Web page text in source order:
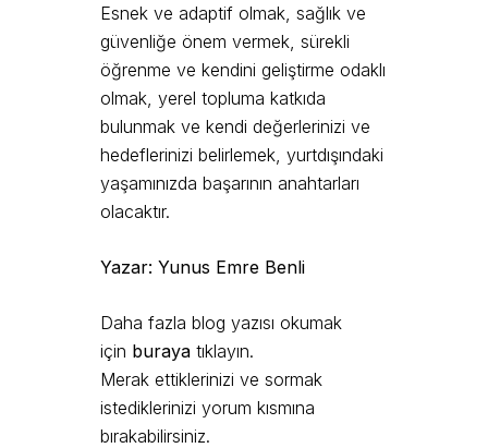
Esnek ve adaptif olmak, sağlık ve
güvenliğe önem vermek, sürekli
öğrenme ve kendini geliştirme odaklı
olmak, yerel topluma katkıda
bulunmak ve kendi değerlerinizi ve
hedeflerinizi belirlemek, yurtdışındaki
yaşamınızda başarının anahtarları
olacaktır.
Yazar: Yunus Emre Benli
Daha fazla blog yazısı okumak
için buraya tıklayın.
Merak ettiklerinizi ve sormak
istediklerinizi yorum kısmına
bırakabilirsiniz.